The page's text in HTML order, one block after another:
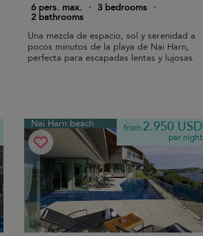
6 pers. max. · 3 bedrooms ·
2 bathrooms
Una mezcla de espacio, sol y serenidad a
pocos minutos de la playa de Nai Harn,
perfecta para escapadas lentas y lujosas.
Nai Harn beach from 2.950 USD
per night